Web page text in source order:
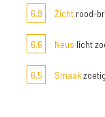
6,9
Zicht rood-
6,6 Neus licht
6,5 Smaak